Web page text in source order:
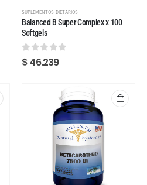
SUPLEMENTOS DIETARIOS
Balanced B Super Complex x 100
Softgels
0 out of 5
$46.239